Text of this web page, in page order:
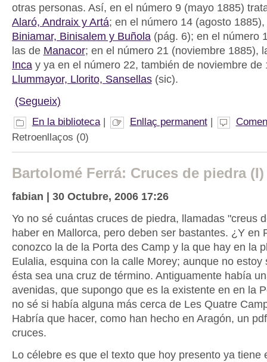
otras personas. Así, en el número 9 (mayo 1885)
Alaró, Andraix y Artá; en el número 14 (agosto
Biniamar, Binisalem y Buñola(pág. 6); en el número
las de Manacor; en el número 21 (noviembre 1885),
Incay ya en el número 22, también de noviembre de
Llummayor, Llorito, Sansellas(sic).
(Segueix)
En la biblioteca| Enllaç permanent|
Retroenllaços (0)
Bartolomé Ferrá: Cruces de piedra (I)
fabian | 30 Octubre, 2006 17:26
Yo no sé cuántas cruces de piedra, llamadas "creus
haber en Mallorca, pero deben ser bastantes. ¿Y en
conozco la de la Porta des Camp y la que hay en la
Eulalia, esquina con la calle Morey; aunque no estoy
ésta sea una cruz de término. Antiguamente había
avenidas, que supongo que es la existente en en la
no sé si había alguna más cerca de Les Quatre
Habría que hacer, como han hecho en Aragón, un
cruces.
Lo célebre es que el texto que hoy presento ya tiene